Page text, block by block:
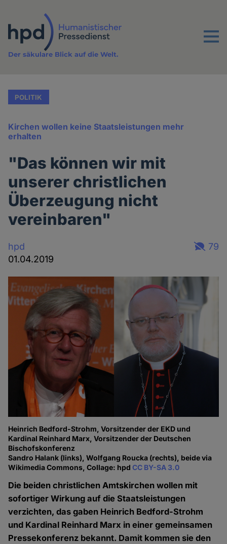
Inhalt
Menu
Der säkulare Blick auf die Welt.
POLITIK
Kirchen wollen keine Staatsleistungen mehr
erhalten
"Das können wir mit
unserer christlichen
Überzeugung nicht
vereinbaren"
hpd
01.04.2019
79
Heinrich Bedford-Strohm, Vorsitzender der EKD und
Kardinal Reinhard Marx, Vorsitzender der Deutschen
Bischofskonferenz
Sandro Halank (links), Wolfgang Roucka (rechts), beide via
Wikimedia Commons, Collage: hpdCC BY-SA 3.0
Die beiden christlichen Amtskirchen wollen mit
sofortiger Wirkung auf die Staatsleistungen
verzichten, das gaben Heinrich Bedford-Strohm
und Kardinal Reinhard Marx in einer gemeinsamen
Pressekonferenz bekannt. Damit kommen sie den